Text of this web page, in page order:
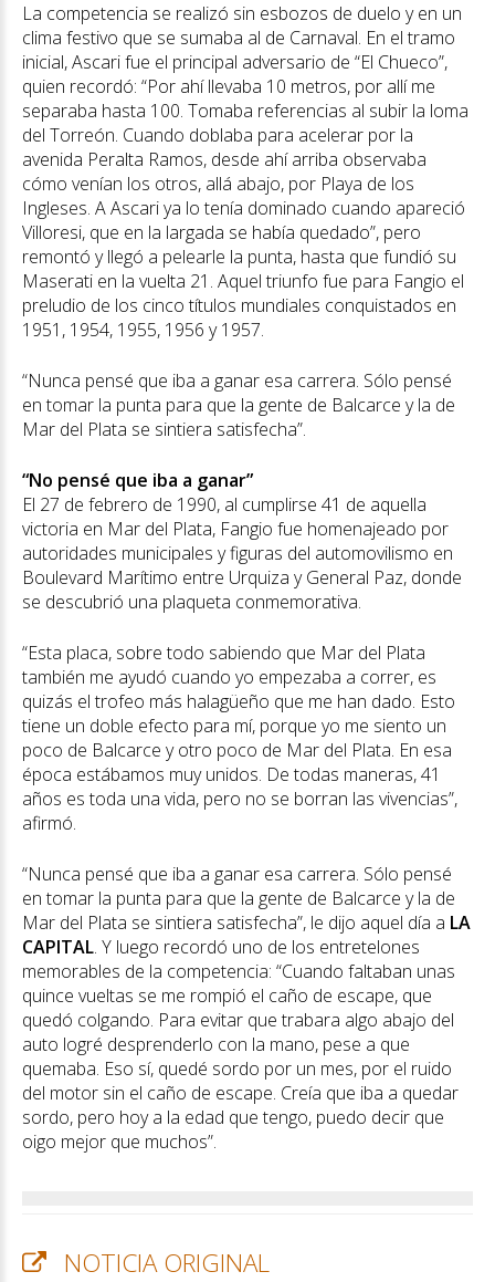
La competencia se realizó sin esbozos de duelo y en un
clima festivo que se sumaba al de Carnaval. En el tramo
inicial, Ascari fue el principal adversario de “El Chueco”,
quien recordó: “Por ahí llevaba 10 metros, por allí me
separaba hasta 100. Tomaba referencias al subir la loma
del Torreón. Cuando doblaba para acelerar por la
avenida Peralta Ramos, desde ahí arriba observaba
cómo venían los otros, allá abajo, por Playa de los
Ingleses. A Ascari ya lo tenía dominado cuando apareció
Villoresi, que en la largada se había quedado”, pero
remontó y llegó a pelearle la punta, hasta que fundió su
Maserati en la vuelta 21. Aquel triunfo fue para Fangio el
preludio de los cinco títulos mundiales conquistados en
1951, 1954, 1955, 1956 y 1957.
“Nunca pensé que iba a ganar esa carrera. Sólo pensé
en tomar la punta para que la gente de Balcarce y la de
Mar del Plata se sintiera satisfecha”.
“No pensé que iba a ganar”
El 27 de febrero de 1990, al cumplirse 41 de aquella
victoria en Mar del Plata, Fangio fue homenajeado por
autoridades municipales y figuras del automovilismo en
Boulevard Marítimo entre Urquiza y General Paz, donde
se descubrió una plaqueta conmemorativa.
“Esta placa, sobre todo sabiendo que Mar del Plata
también me ayudó cuando yo empezaba a correr, es
quizás el trofeo más halagüeño que me han dado. Esto
tiene un doble efecto para mí, porque yo me siento un
poco de Balcarce y otro poco de Mar del Plata. En esa
época estábamos muy unidos. De todas maneras, 41
años es toda una vida, pero no se borran las vivencias”,
afirmó.
“Nunca pensé que iba a ganar esa carrera. Sólo pensé
en tomar la punta para que la gente de Balcarce y la de
Mar del Plata se sintiera satisfecha”, le dijo aquel día a LA
CAPITAL. Y luego recordó uno de los entretelones
memorables de la competencia: “Cuando faltaban unas
quince vueltas se me rompió el caño de escape, que
quedó colgando. Para evitar que trabara algo abajo del
auto logré desprenderlo con la mano, pese a que
quemaba. Eso sí, quedé sordo por un mes, por el ruido
del motor sin el caño de escape. Creía que iba a quedar
sordo, pero hoy a la edad que tengo, puedo decir que
oigo mejor que muchos”.
NOTICIA ORIGINAL